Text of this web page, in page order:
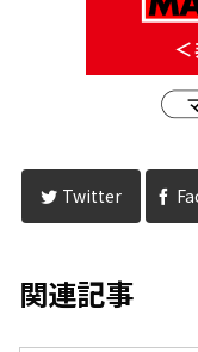
Twitter
関連記事